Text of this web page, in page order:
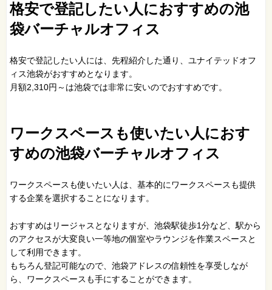
格安で登記したい人におすすめの池
袋バーチャルオフィス
格安で登記したい人には、先程紹介した通り、ユナイテッドオフ
ィス池袋がおすすめとなります。
月額2,310円～は池袋では非常に安いのでおすすめです。
ワークスペースも使いたい人におす
すめの池袋バーチャルオフィス
ワークスペースも使いたい人は、基本的にワークスペースも提供
する企業を選択することになります。
おすすめはリージャスとなりますが、池袋駅徒歩1分など、駅から
のアクセスが大変良い一等地の個室やラウンジを作業スペースと
して利用できます。
もちろん登記可能なので、池袋アドレスの信頼性を享受しなが
ら、ワークスペースも手にすることができます。